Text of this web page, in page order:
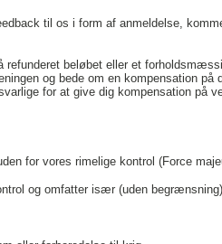
til os i form af anmeldelse,
beløbet eller et
og bede om en kompensation
for at give dig kompensation på
for vores rimelige kontrol (Force
og omfatter især (uden